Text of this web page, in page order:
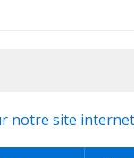
et estrade, etc. |
notre site